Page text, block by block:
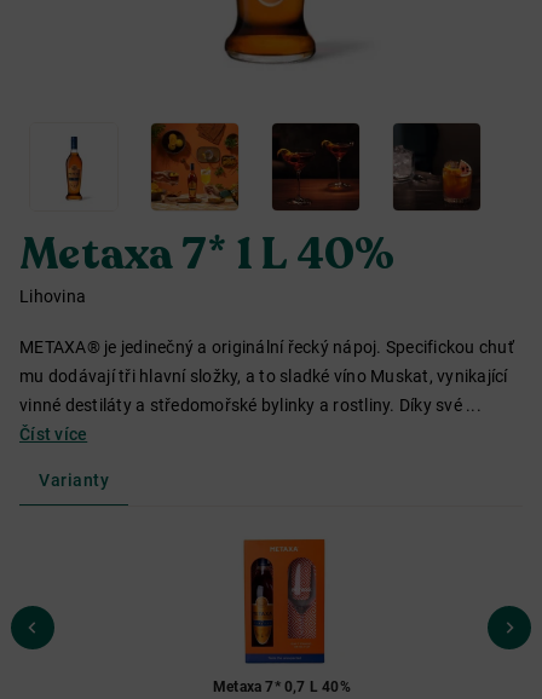
Metaxa 7* 1 L 40%
Lihovina
METAXA® je jedinečný a originální řecký nápoj. Specifickou chuť
mu dodávají tři hlavní složky, a to sladké víno Muskat, vynikající
vinné destiláty a středomořské bylinky a rostliny. Díky své ...
Číst více
Varianty
Metaxa 7* 0,7 L 40%